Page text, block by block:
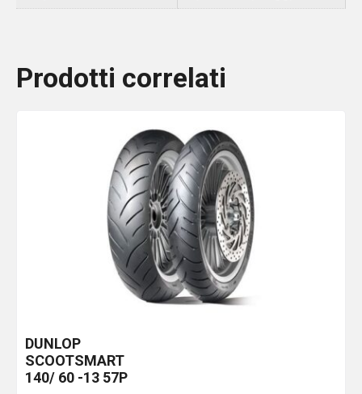
Prodotti correlati
DUNLOP
SCOOTSMART
140/ 60 -13 57P